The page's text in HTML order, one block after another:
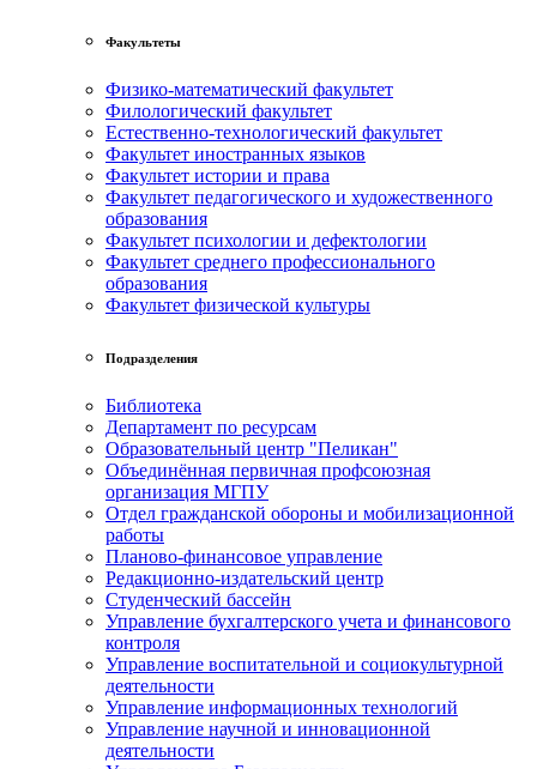
Факультеты
Физико-математический факультет
Филологический факультет
Естественно-технологический факультет
Факультет иностранных языков
Факультет истории и права
Факультет педагогического и художественного
образования
Факультет психологии и дефектологии
Факультет среднего профессионального
образования
Факультет физической культуры
Подразделения
Библиотека
Департамент по ресурсам
Образовательный центр "Пеликан"
Объединённая первичная профсоюзная
организация МГПУ
Отдел гражданской обороны и мобилизационной
работы
Планово-финансовое управление
Редакционно-издательский центр
Студенческий бассейн
Управление бухгалтерского учета и финансового
контроля
Управление воспитательной и социокультурной
деятельности
Управление информационных технологий
Управление научной и инновационной
деятельности